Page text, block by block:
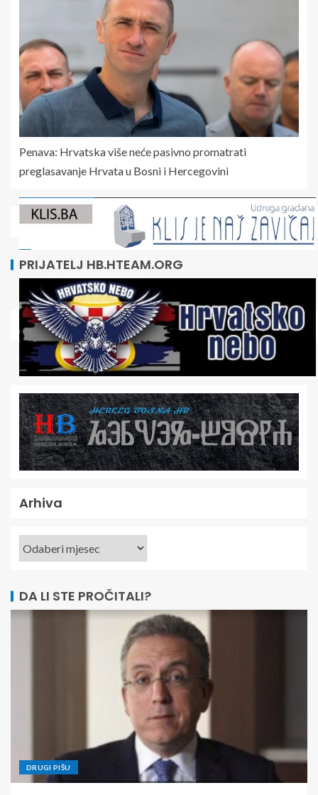
Penava: Hrvatska više neće pasivno promatrati
preglasavanje Hrvata u Bosni i Hercegovini
PRIJATELJ HB.HTEAM.ORG
Arhiva
DA LI STE PROČITALI?
DRUGI PIŠU